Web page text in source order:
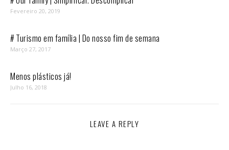
Fevereiro 20, 2019
# Turismo em família | Do nosso fim de semana
Março 27, 2017
Menos plásticos já!
Julho 16, 2018
LEAVE A REPLY